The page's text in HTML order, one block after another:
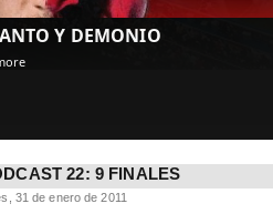
Y DEMONIO
22: 9 FINALES
31 de enero de 2011